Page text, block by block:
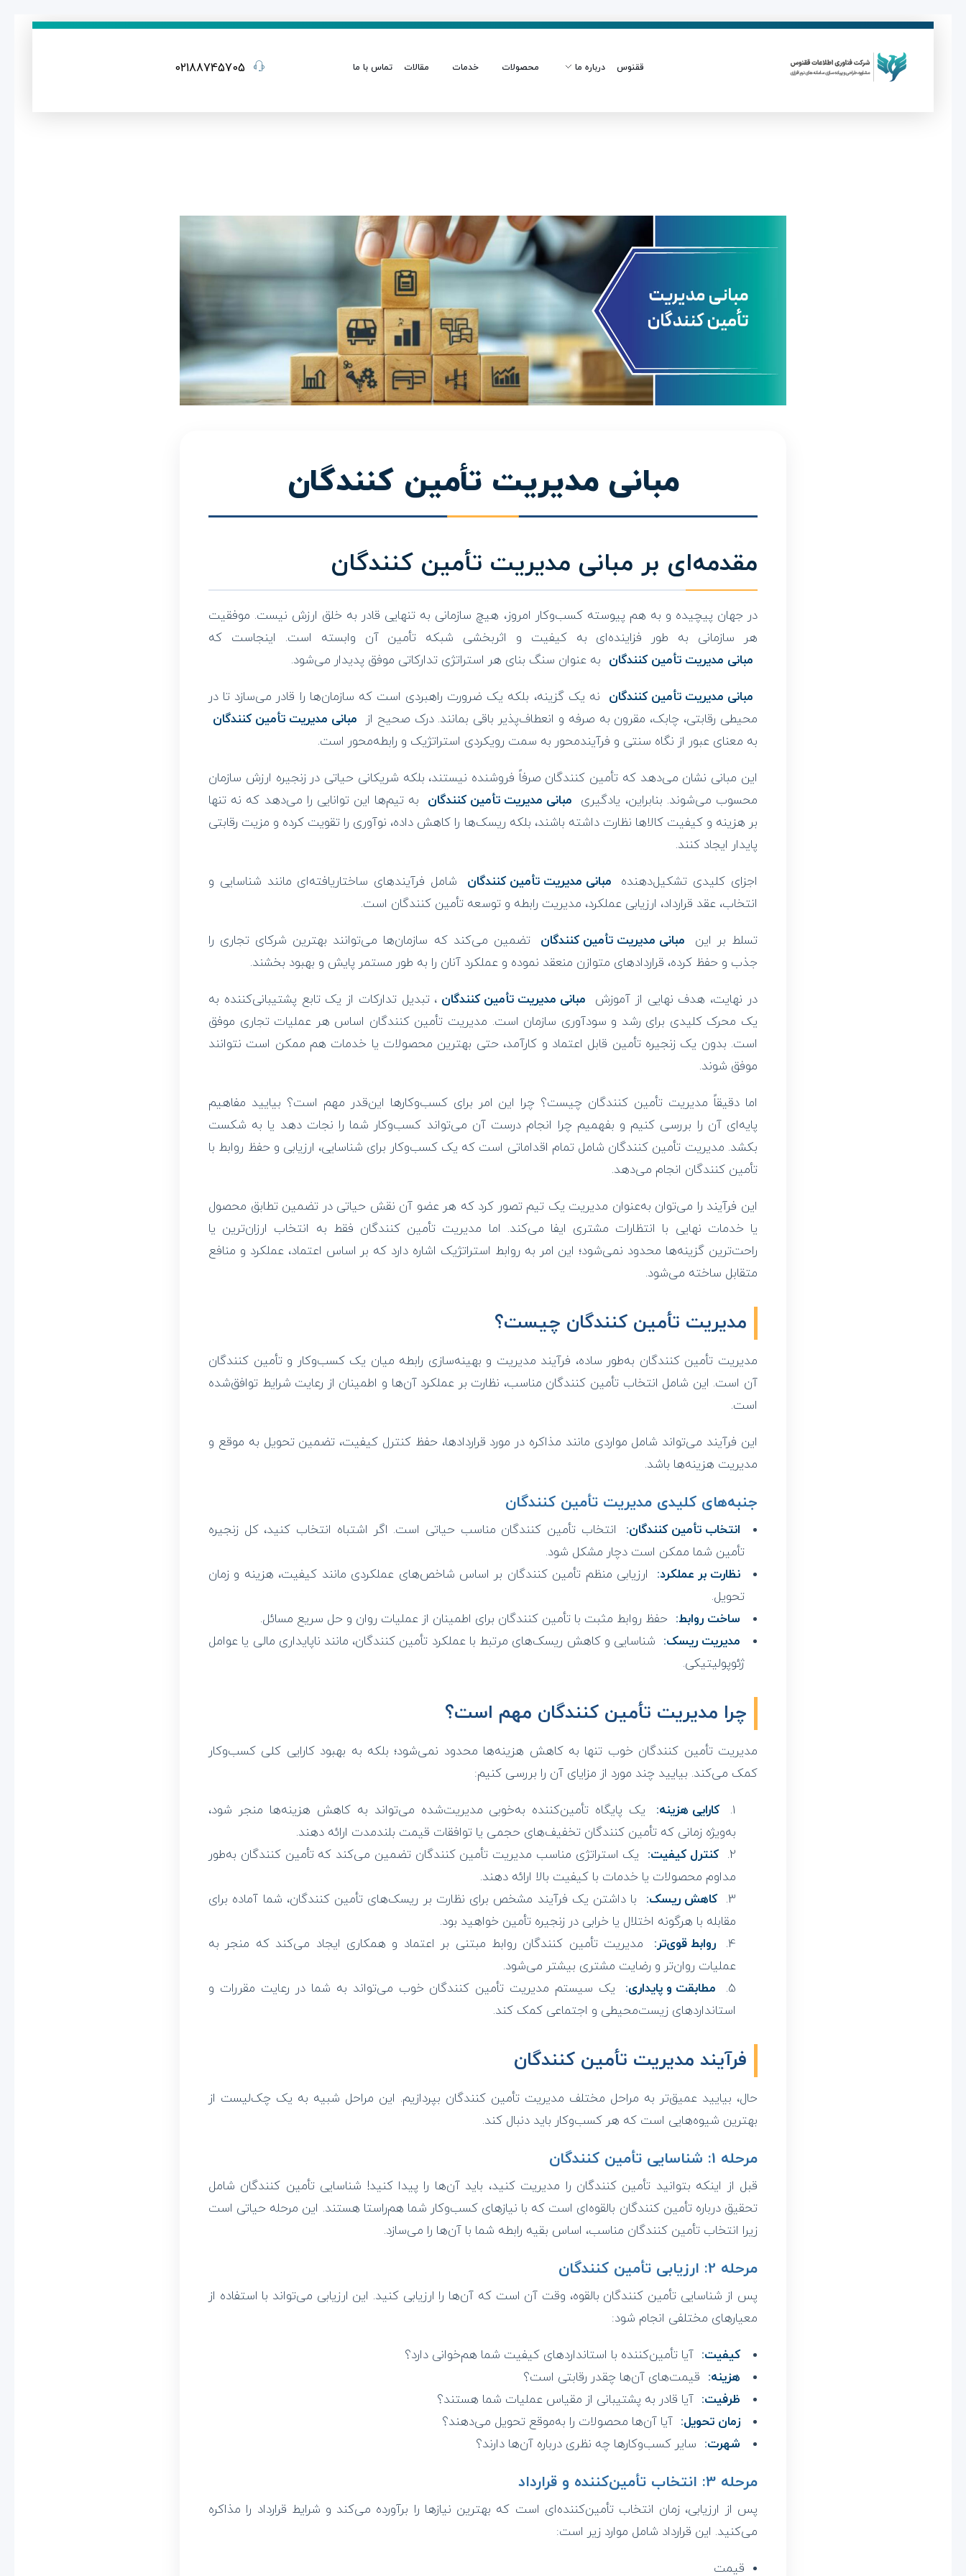
ققنوس درباره ما محصولات خدمات مقالات تماس با ما 02188745705
مبانی مدیریت تأمین کنندگان
مقدمه‌ای بر مبانی مدیریت تأمین کنندگان
در جهان پیچیده و به هم پیوسته کسب‌وکار امروز، هیچ سازمانی به تنهایی قادر به خلق ارزش نیست. موفقیت
هر سازمانی به طور فزاینده‌ای به کیفیت و اثربخشی شبکه تأمین آن وابسته است. اینجاست که
مبانی مدیریت تأمین کنندگان به عنوان سنگ بنای هر استراتژی تدارکاتی موفق پدیدار می‌شود.
مبانی مدیریت تأمین کنندگان نه یک گزینه، بلکه یک ضرورت راهبردی است که سازمان‌ها را قادر می‌سازد تا در
محیطی رقابتی، چابک، مقرون به صرفه و انعطاف‌پذیر باقی بمانند. درک صحیح از
مبانی مدیریت تأمین کنندگان
به معنای عبور از نگاه سنتی و فرآیندمحور به سمت رویکردی استراتژیک و رابطه‌محور است.
این مبانی نشان می‌دهد که تأمین کنندگان صرفاً فروشنده نیستند، بلکه شریکانی حیاتی در زنجیره ارزش سازمان
محسوب می‌شوند. بنابراین، یادگیری مبانی مدیریت تأمین کنندگان به تیم‌ها این توانایی را می‌دهد که نه تنها
بر هزینه و کیفیت کالاها نظارت داشته باشند، بلکه ریسک‌ها را کاهش داده، نوآوری را تقویت کرده و مزیت رقابتی
پایدار ایجاد کنند.
اجزای کلیدی تشکیل‌دهنده مبانی مدیریت تأمین کنندگان
شامل فرآیندهای ساختاریافته‌ای مانند شناسایی و
انتخاب، عقد قرارداد، ارزیابی عملکرد، مدیریت رابطه و توسعه تأمین کنندگان است.
تسلط بر این مبانی مدیریت تأمین کنندگان
تضمین می‌کند که سازمان‌ها می‌توانند بهترین شرکای تجاری را
جذب و حفظ کرده، قراردادهای متوازن منعقد نموده و عملکرد آنان را به طور مستمر پایش و بهبود بخشند.
در نهایت، هدف نهایی از آموزش مبانی مدیریت تأمین کنندگان ، تبدیل تدارکات از یک تابع پشتیبانی‌کننده به
یک محرک کلیدی برای رشد و سودآوری سازمان است. مدیریت تأمین کنندگان اساس هر عملیات تجاری موفق
است. بدون یک زنجیره تأمین قابل اعتماد و کارآمد، حتی بهترین محصولات یا خدمات هم ممکن است نتوانند
موفق شوند.
اما دقیقاً مدیریت تأمین کنندگان چیست؟ چرا این امر برای کسب‌وکارها این‌قدر مهم است؟ بیایید مفاهیم
پایه‌ای آن را بررسی کنیم و بفهمیم چرا انجام درست آن می‌تواند کسب‌وکار شما را نجات دهد یا به شکست
بکشد. مدیریت تأمین کنندگان شامل تمام اقداماتی است که یک کسب‌وکار برای شناسایی، ارزیابی و حفظ روابط با
تأمین کنندگان انجام می‌دهد.
این فرآیند را می‌توان به‌عنوان مدیریت یک تیم تصور کرد که هر عضو آن نقش حیاتی در تضمین تطابق محصول
یا خدمات نهایی با انتظارات مشتری ایفا می‌کند. اما مدیریت تأمین کنندگان فقط به انتخاب ارزان‌ترین یا
راحت‌ترین گزینه‌ها محدود نمی‌شود؛ این امر به روابط استراتژیک اشاره دارد که بر اساس اعتماد، عملکرد و منافع
متقابل ساخته می‌شود.
مدیریت تأمین کنندگان چیست؟
مدیریت تأمین کنندگان به‌طور ساده، فرآیند مدیریت و بهینه‌سازی رابطه میان یک کسب‌وکار و تأمین کنندگان
آن است. این شامل انتخاب تأمین کنندگان مناسب، نظارت بر عملکرد آن‌ها و اطمینان از رعایت شرایط توافق‌شده
است.
این فرآیند می‌تواند شامل مواردی مانند مذاکره در مورد قراردادها، حفظ کنترل کیفیت، تضمین تحویل به موقع و
مدیریت هزینه‌ها باشد.
جنبه‌های کلیدی مدیریت تأمین کنندگان
انتخاب تأمین کنندگان:
انتخاب تأمین کنندگان مناسب حیاتی است. اگر اشتباه انتخاب کنید، کل زنجیره
تأمین شما ممکن است دچار مشکل شود.
نظارت بر عملکرد:
ارزیابی منظم تأمین کنندگان بر اساس شاخص‌های عملکردی مانند کیفیت، هزینه و زمان
تحویل.
ساخت روابط: حفظ روابط مثبت با تأمین کنندگان برای اطمینان از عملیات روان و حل سریع مسائل.
مدیریت ریسک: شناسایی و کاهش ریسک‌های مرتبط با عملکرد تأمین کنندگان، مانند ناپایداری مالی یا عوامل
ژئوپولیتیکی.
چرا مدیریت تأمین کنندگان مهم است؟
مدیریت تأمین کنندگان خوب تنها به کاهش هزینه‌ها محدود نمی‌شود؛ بلکه به بهبود کارایی کلی کسب‌وکار
کمک می‌کند. بیایید چند مورد از مزایای آن را بررسی کنیم:
کارایی هزینه:
یک پایگاه تأمین‌کننده به‌خوبی مدیریت‌شده می‌تواند به کاهش هزینه‌ها منجر شود،
به‌ویژه زمانی که تأمین کنندگان تخفیف‌های حجمی یا توافقات قیمت بلندمدت ارائه دهند.
کنترل کیفیت: یک استراتژی مناسب مدیریت تأمین کنندگان تضمین می‌کند که تأمین کنندگان به‌طور
مداوم محصولات یا خدمات با کیفیت بالا ارائه دهند.
کاهش ریسک:
با داشتن یک فرآیند مشخص برای نظارت بر ریسک‌های تأمین کنندگان، شما آماده برای
مقابله با هرگونه اختلال یا خرابی در زنجیره تأمین خواهید بود.
روابط قوی‌تر:
مدیریت تأمین کنندگان روابط مبتنی بر اعتماد و همکاری ایجاد می‌کند که منجر به
عملیات روان‌تر و رضایت مشتری بیشتر می‌شود.
مطابقت و پایداری:
یک سیستم مدیریت تأمین کنندگان خوب می‌تواند به شما در رعایت مقررات و
استانداردهای زیست‌محیطی و اجتماعی کمک کند.
فرآیند مدیریت تأمین کنندگان
حال، بیایید عمیق‌تر به مراحل مختلف مدیریت تأمین کنندگان بپردازیم. این مراحل شبیه به یک چک‌لیست از
بهترین شیوه‌هایی است که هر کسب‌وکار باید دنبال کند.
مرحله 1: شناسایی تأمین کنندگان
قبل از اینکه بتوانید تأمین کنندگان را مدیریت کنید، باید آن‌ها را پیدا کنید! شناسایی تأمین کنندگان شامل
تحقیق درباره تأمین کنندگان بالقوه‌ای است که با نیازهای کسب‌وکار شما هم‌راستا هستند. این مرحله حیاتی است
زیرا انتخاب تأمین کنندگان مناسب، اساس بقیه رابطه شما با آن‌ها را می‌سازد.
مرحله 2: ارزیابی تأمین کنندگان
پس از شناسایی تأمین کنندگان بالقوه، وقت آن است که آن‌ها را ارزیابی کنید. این ارزیابی می‌تواند با استفاده از
معیارهای مختلفی انجام شود:
کیفیت: آیا تأمین‌کننده با استانداردهای کیفیت شما هم‌خوانی دارد؟
هزینه: قیمت‌های آن‌ها چقدر رقابتی است؟
ظرفیت: آیا قادر به پشتیبانی از مقیاس عملیات شما هستند؟
زمان تحویل: آیا آن‌ها محصولات را به‌موقع تحویل می‌دهند؟
شهرت: سایر کسب‌وکارها چه نظری درباره آن‌ها دارند؟
مرحله 3: انتخاب تأمین‌کننده و قرارداد
پس از ارزیابی، زمان انتخاب تأمین‌کننده‌ای است که بهترین نیازها را برآورده می‌کند و شرایط قرارداد را مذاکره
می‌کنید. این قرارداد شامل موارد زیر است:
قیمت